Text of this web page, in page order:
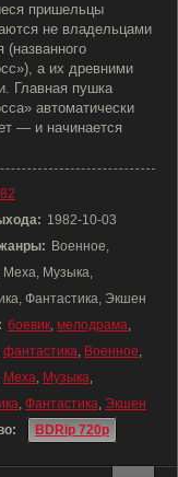
пришельцы
не владельцами
(названного
а их древними
Главная пушка
автоматически
— и начинается
1982-10-03
Военное,
Меха, Музыка,
Фантастика, Экшен
боевик, мелодрама,
фантастика, Военное,
Меха, Музыка,
, Фантастика, Экшен
BDRip 720p